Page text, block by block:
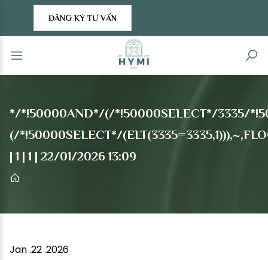
ĐĂNG KÝ TƯ VẤN
*/*!50000AND*/(/*!50000SELECT*/3335/
(/*!50000SELECT*/
| 1 | 1 | 22/01/2026 13:09
Jan .22 .2026